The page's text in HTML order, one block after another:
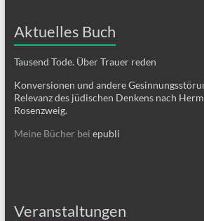
Aktuelles Buch
Tausend Tode. Über Trauer reden
Konversionen und andere
Relevanz des jüdischen Denkens nach
Rosenzweig.
Meine Bücher bei epubli
Veranstaltungen